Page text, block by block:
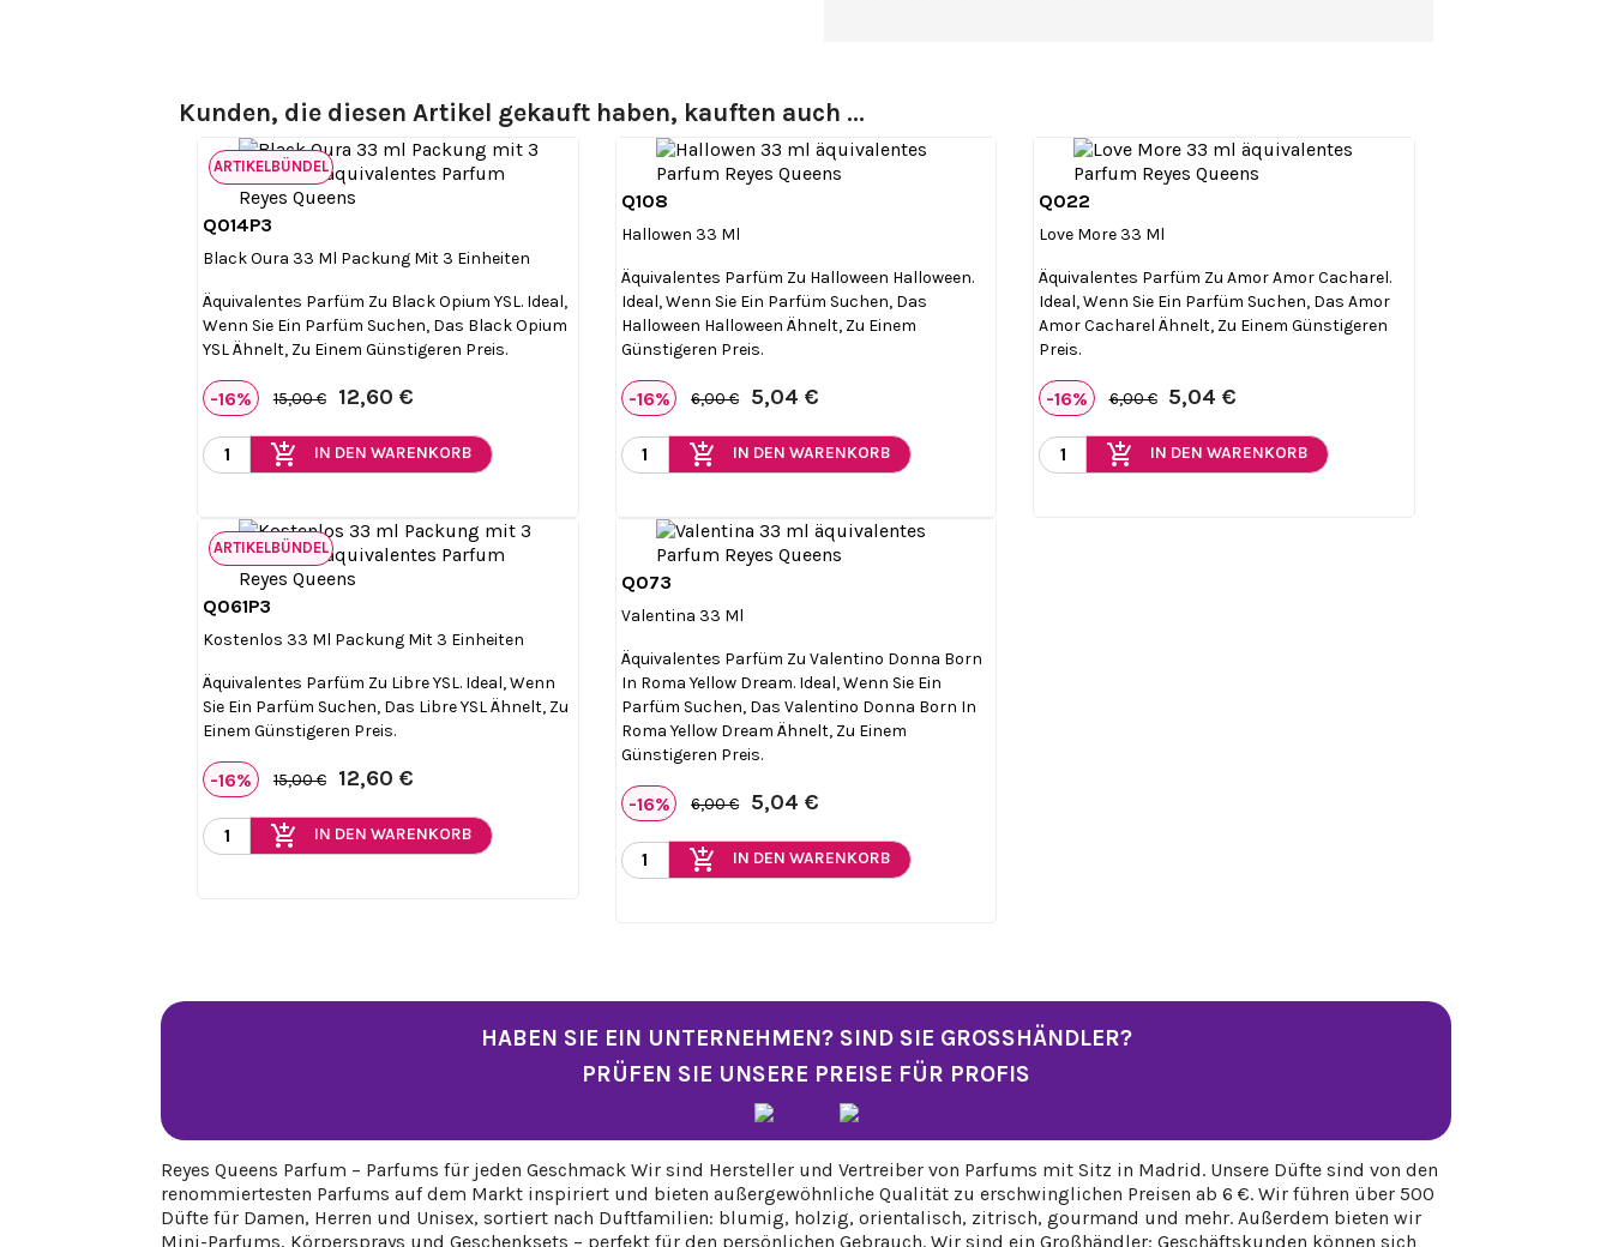
Kunden, die diesen Artikel gekauft haben, kauften auch ...
Q014P3
Black Oura 33 Ml Packung Mit 3 Einheiten
Äquivalentes Parfüm Zu Black Opium YSL. Ideal,
Wenn Sie Ein Parfüm Suchen, Das Black Opium
YSL Ähnelt, Zu Einem Günstigeren Preis.
-16% 15,00 € 12,60 €
add_shopping_cart IN DEN WARENKORB
ARTIKELBÜNDEL
Q108
Hallowen 33 Ml
Äquivalentes Parfüm Zu Halloween Halloween.
Ideal, Wenn Sie Ein Parfüm Suchen, Das
Halloween Halloween Ähnelt, Zu Einem
Günstigeren Preis.
-16% 6,00 € 5,04 €
add_shopping_cart IN DEN WARENKORB
Q022
Love More 33 Ml
Äquivalentes Parfüm Zu Amor Amor Cacharel.
Ideal, Wenn Sie Ein Parfüm Suchen, Das Amor
Amor Cacharel Ähnelt, Zu Einem Günstigeren
Preis.
-16% 6,00 € 5,04 €
add_shopping_cart IN DEN WARENKORB
Q061P3
Kostenlos 33 Ml Packung Mit 3 Einheiten
Äquivalentes Parfüm Zu Libre YSL. Ideal, Wenn
Sie Ein Parfüm Suchen, Das Libre YSL Ähnelt, Zu
Einem Günstigeren Preis.
-16% 15,00 € 12,60 €
add_shopping_cart IN DEN WARENKORB
ARTIKELBÜNDEL
Q073
Valentina 33 Ml
Äquivalentes Parfüm Zu Valentino Donna Born
In Roma Yellow Dream. Ideal, Wenn Sie Ein
Parfüm Suchen, Das Valentino Donna Born In
Roma Yellow Dream Ähnelt, Zu Einem
Günstigeren Preis.
-16% 6,00 € 5,04 €
add_shopping_cart IN DEN WARENKORB
HABEN SIE EIN UNTERNEHMEN? SIND SIE GROSSHÄNDLER?
PRÜFEN SIE UNSERE PREISE FÜR PROFIS
Reyes Queens Parfum – Parfums für jeden Geschmack Wir sind Hersteller und Vertreiber von Parfums mit Sitz in Madrid. Unsere Düfte sind von den
renommiertesten Parfums auf dem Markt inspiriert und bieten außergewöhnliche Qualität zu erschwinglichen Preisen ab 6 €. Wir führen über 500
Düfte für Damen, Herren und Unisex, sortiert nach Duftfamilien: blumig, holzig, orientalisch, zitrisch, gourmand und mehr. Außerdem bieten wir
Mini-Parfums, Körpersprays und Geschenksets – perfekt für den persönlichen Gebrauch. Wir sind ein Großhändler: Geschäftskunden können sich